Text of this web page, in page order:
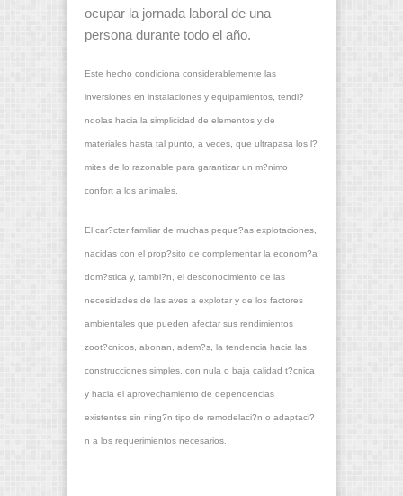
ocupar la jornada laboral de una
persona durante todo el año.
Este hecho condiciona considerablemente las
inversiones en instalaciones y equipamientos, tendi?
ndolas hacia la simplicidad de elementos y de
materiales hasta tal punto, a veces, que ultrapasa los l?
mites de lo razonable para garantizar un m?nimo
confort a los animales.
El car?cter familiar de muchas peque?as explotaciones,
nacidas con el prop?sito de complementar la econom?a
dom?stica y, tambi?n, el desconocimiento de las
necesidades de las aves a explotar y de los factores
ambientales que pueden afectar sus rendimientos
zoot?cnicos, abonan, adem?s, la tendencia hacia las
construcciones simples, con nula o baja calidad t?cnica
y hacia el aprovechamiento de dependencias
existentes sin ning?n tipo de remodelaci?n o adaptaci?
n a los requerimientos necesarios.